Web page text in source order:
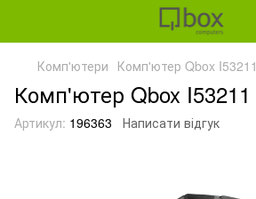
Комп'ютери Комп'ютер Qbox I53211
Комп'ютер Qbox I53211
Артикул: 196363 Написати відгук